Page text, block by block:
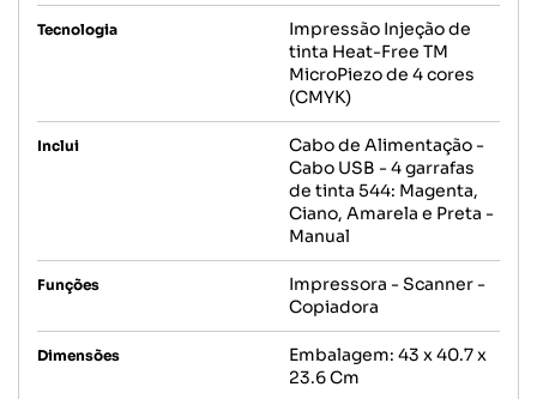
Tecnologia
Impressão Injeção de
tinta Heat-Free TM
MicroPiezo de 4 cores
(CMYK)
Inclui
Cabo de Alimentação -
Cabo USB - 4 garrafas
de tinta 544: Magenta,
Ciano, Amarela e Preta -
Manual
Funções
Impressora - Scanner -
Copiadora
Dimensões
Embalagem: 43 x 40.7 x
23.6 Cm